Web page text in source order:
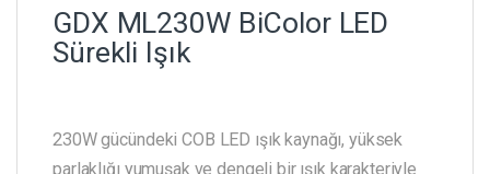
GDX ML230W BiColor LED
Sürekli Işık
230W gücündeki COB LED ışık kaynağı, yüksek
parlaklığı yumuşak ve dengeli bir ışık karakteriyle